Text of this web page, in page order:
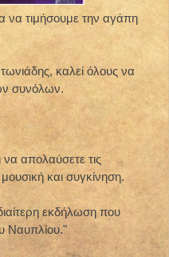
να τιμήσουμε την αγάπη
καλεί όλους να
συνόλων.
απολαύσετε τις
και συγκίνηση.
εκδήλωση που
Ναυπλίου."